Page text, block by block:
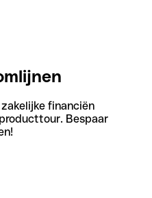
financiën
Bespaar